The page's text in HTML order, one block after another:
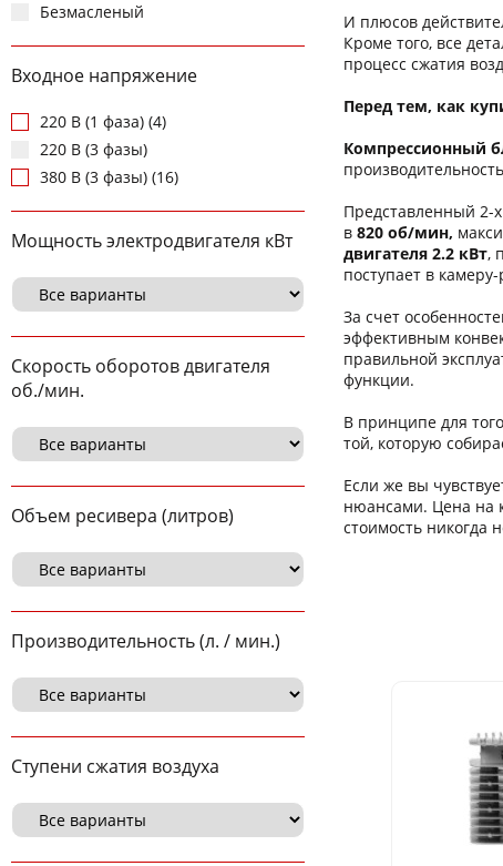
Безмасленый
Входное напряжение
220 В (1 фаза) (4)
220 В (3 фазы)
380 В (3 фазы) (16)
Мощность электродвигателя кВт
Скорость оборотов двигателя
об./мин.
Объем ресивера (литров)
Производительность (л. / мин.)
Ступени сжатия воздуха
И плюсов
Кроме того, все
процесс сжатия
Перед тем, как
Компрессионный
Представленный 2-
в 820 об/мин,
двигателя 2.2 кВт,
поступает в
За счет
эффективным
правильной
функции.
В принципе для
той, которую
Если же вы
нюансами. Цена на
стоимость никогда